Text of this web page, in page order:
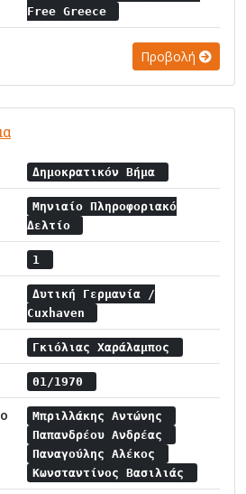
Free Greece
Προβολή
Δημοκρατικόν Βήμα
Μηνιαίο Πληροφοριακό
Δελτίο
1
Δυτική Γερμανία /
Cuxhaven
Γκιόλιας Χαράλαμπος
01/1970
Μπριλλάκης Αντώνης
Παπανδρέου Ανδρέας
Παναγούλης Αλέκος
Κωνσταντίνος Βασιλιάς